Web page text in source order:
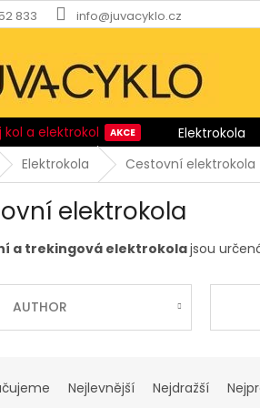
833 info@juvacyklo.cz
kol a elektrokol Elektrokola
Elektrokola Cestovní elektrokola
elektrokola
a trekingová elektrokolajsou
AUTHOR
Nejlevnější Nejdražší